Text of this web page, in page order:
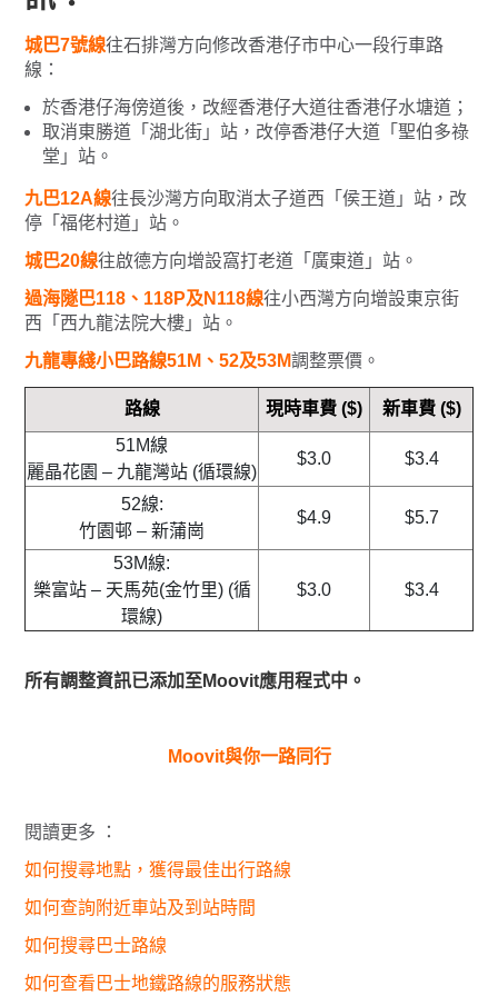
城巴7號線往石排灣方向修改香港仔市中心一段行車路
線：
於香港仔海傍道後，改經香港仔大道往香港仔水塘道；
取消東勝道「湖北街」站，改停香港仔大道「聖伯多祿
堂」站。
九巴12A線往長沙灣方向取消太子道西「侯王道」站，改
停「福佬村道」站。
城巴20線往啟德方向增設窩打老道「廣東道」站。
過海隧巴118、118P及N118線往小西灣方向增設東京街
西「西九龍法院大樓」站。
九龍專綫小巴路線51M、52及53M調整票價。
路線 現時車費 ($) 新車費 ($)
51M線
麗晶花園 – 九龍灣站 (循環線)
$3.0 $3.4
52線:
竹園邨 – 新蒲崗
$4.9 $5.7
53M線:
樂富站 – 天馬苑(金竹里) (循
環線)
$3.0 $3.4
所有調整資訊已添加至Moovit應用程式中。
Moovit與你一路同行
閱讀更多 ：
如何搜尋地點，獲得最佳出行路線
如何查詢附近車站及到站時間
如何搜尋巴士路線
如何查看巴士地鐵路線的服務狀態